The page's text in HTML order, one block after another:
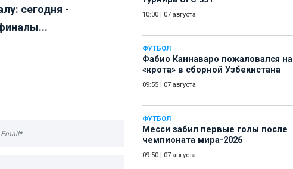
10:00 07 августа
ФУТБОЛ
Фабио Каннаваро пожаловался на
«крота» в сборной Узбекистана
09:55 07 августа
ФУТБОЛ
Месси забил первые голы после
чемпионата мира-2026
09:50 07 августа
сегодня -